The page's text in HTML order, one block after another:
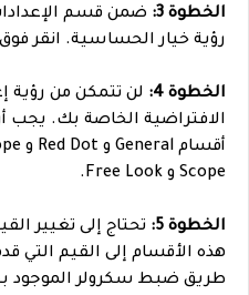
الخطوة 3:
ضمن قسم
رؤية خيار الحساسية. انقر
الخطوة 4:
لن تتمكن من رؤية
الافتراضية الخاصة بك.
Scope و Free Look.
الخطوة 5:
تحتاج إلى تغيير
هذه الأقسام إلى القيم التي
طريق ضبط سكرولر الموجود